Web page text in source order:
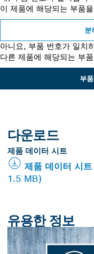
이 제품에 해당되는 부품
분
아니요, 부품 번호가 일치
다른 제품에 해당되는 부
부
다운로드
제품 데이터 시트
제품 데이터 시
1.5 MB)
유용한 정보